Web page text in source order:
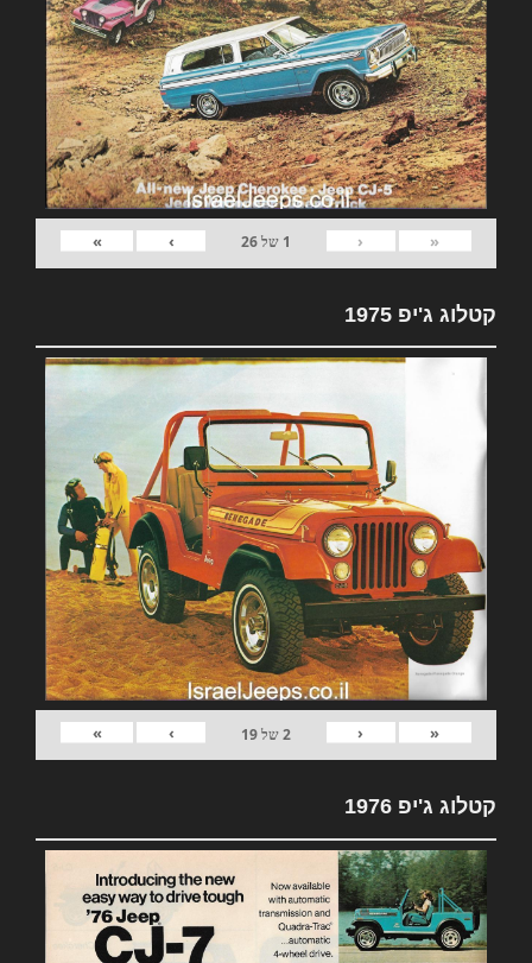
«
‹
1 של26
›
»
קטלוג ג'יפ 1975
«
‹
2של19
›
»
קטלוג ג'יפ 1976